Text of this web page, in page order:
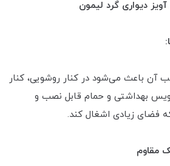
دیواری گرد لیمون
آن باعث می‌شود در کنار روشویی، کنار
بهداشتی و حمام قابل نصب و
فضای زیادی اشغال کند.